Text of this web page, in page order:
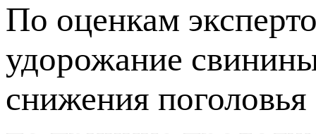
По оценкам
удорожание
снижения